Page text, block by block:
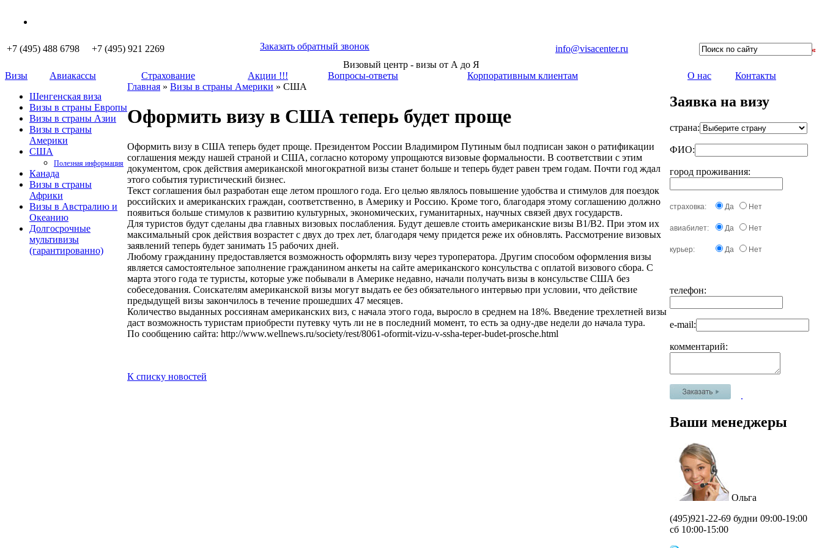
+7 (495) 488 6798 +7 (495) 921 2269 Заказать обратный звонок
info@visacenter.ru
Визовый центр - визы от А до Я
Визы
Авиакассы Страхование Акции !!! Вопросы-ответы Корпоративным клиентам О нас
Контакты
Шенгенская виза
Визы в страны Европы
Визы в страны Азии
Визы в страны
Америки
США
Полезная информация
Канада
Визы в страны
Африки
Визы в Австралию и
Океанию
Долгосрочные
мультивизы
(гарантированно)
Главная » Визы в страны Америки » США
Оформить визу в США теперь будет проще
Оформить визу в США теперь будет проще. Президентом России Владимиром Путиным был подписан закон о ратификации
соглашения между нашей страной и США, согласно которому упрощаются визовые формальности. В соответствии с этим
документом, срок действия американской многократной визы станет больше и теперь будет равен трем годам. Почти год ждал
этого события туристический бизнес.
Текст соглашения был разработан еще летом прошлого года. Его целью являлось повышение удобства и стимулов для поездок
российских и американских граждан, соответственно, в Америку и Россию. Кроме того, благодаря этому соглашению должно
появиться больше стимулов к развитию культурных, экономических, гуманитарных, научных связей двух государств.
Для туристов будут сделаны два главных визовых послабления. Будут дешевле стоить американские визы В1/В2. При этом их
максимальный срок действия возрастет с двух до трех лет, благодаря чему придется реже их обновлять. Рассмотрение визовых
заявлений теперь будет занимать 15 рабочих дней.
Любому гражданину предоставляется возможность оформлять визу через туроператора. Другим способом оформления визы
является самостоятельное заполнение гражданином анкеты на сайте американского консульства с оплатой визового сбора. С
марта этого года те туристы, которые уже побывали в Америке недавно, начали получать визы в консульстве США без
собеседования. Соискателям американской визы могут выдать ее без обязательного интервью при условии, что действие
предыдущей визы закончилось в течение прошедших 47 месяцев.
Количество выданных россиянам американских виз, с начала этого года, выросло в среднем на 18%. Введение трехлетней визы
даст возможность туристам приобрести путевку чуть ли не в последний момент, то есть за одну-две недели до начала тура.
По сообщению сайта: http://www.wellnews.ru/society/rest/8061-oformit-vizu-v-ssha-teper-budet-prosche.html
К списку новостей
Заявка на визу
страна:
ФИО:
город проживания:
страховка: Да Нет
авиабилет: Да Нет
курьер: Да Нет
телефон:
e-mail:
комментарий:
.
Ваши менеджеры
Ольга
(495)921-22-69 будни 09:00-19:00
сб 10:00-15:00